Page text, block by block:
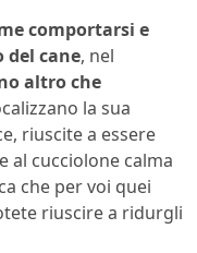
comportarsi e
del cane, nel
altro che
la sua
riuscite a essere
al cucciolone calma
che per voi quei
riuscire a ridurgli